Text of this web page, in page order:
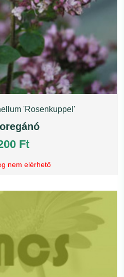
'Rosenkuppel'
Ft
nem elérhető